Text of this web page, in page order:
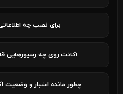
برای نصب چه
اکانت روی چه رسیورهایی
چطور مانده اعتبار و وضعیت